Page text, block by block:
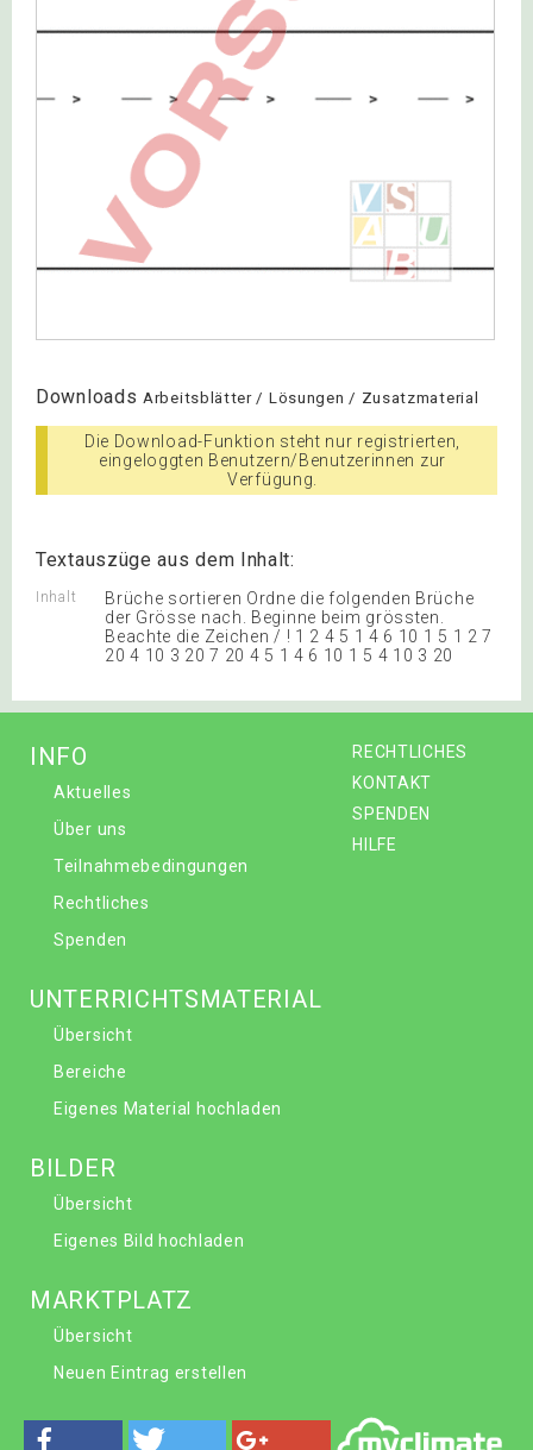
Downloads Arbeitsblätter / Lösungen / Zusatzmaterial
Die Download-Funktion steht nur registrierten,
eingeloggten Benutzern/Benutzerinnen zur
Verfügung.
Textauszüge aus dem Inhalt:
Inhalt
Brüche sortieren Ordne die folgenden Brüche
der Grösse nach. Beginne beim grössten.
Beachte die Zeichen / ! 1 2 4 5 1 4 6 10 1 5 1 2 7
20 4 10 3 20 7 20 4 5 1 4 6 10 1 5 4 10 3 20
RECHTLICHES
KONTAKT
SPENDEN
HILFE
INFO
Aktuelles
Über uns
Teilnahmebedingungen
Rechtliches
Spenden
UNTERRICHTSMATERIAL
Übersicht
Bereiche
Eigenes Material hochladen
BILDER
Übersicht
Eigenes Bild hochladen
MARKTPLATZ
Übersicht
Neuen Eintrag erstellen